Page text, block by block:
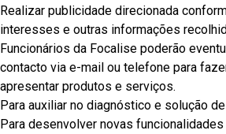
Realizar publicidade direcionada
interesses e outras informações
Funcionários da Focalise poderão
contacto via e-mail ou telefone para
apresentar produtos e serviços.
Para auxiliar no diagnóstico e solução
Para desenvolver novas